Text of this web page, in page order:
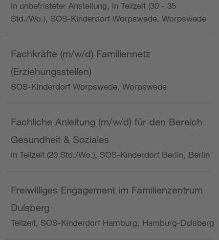
in unbefristeter Anstellung, in Teilzeit (30 - 35
Std./Wo.), SOS-Kinderdorf Worpswede, Worpswede
Fachkräfte (m/w/d) Familiennetz
(Erziehungsstellen)
SOS-Kinderdorf Worpswede, Worpswede
Fachliche Anleitung (m/w/d) für den Bereich
Gesundheit & Soziales
in Teilzeit (20 Std./Wo.), SOS-Kinderdorf Berlin, Berlin
Freiwilliges Engagement im Familienzentrum
Dulsberg
Teilzeit, SOS-Kinderdorf Hamburg, Hamburg-Dulsberg